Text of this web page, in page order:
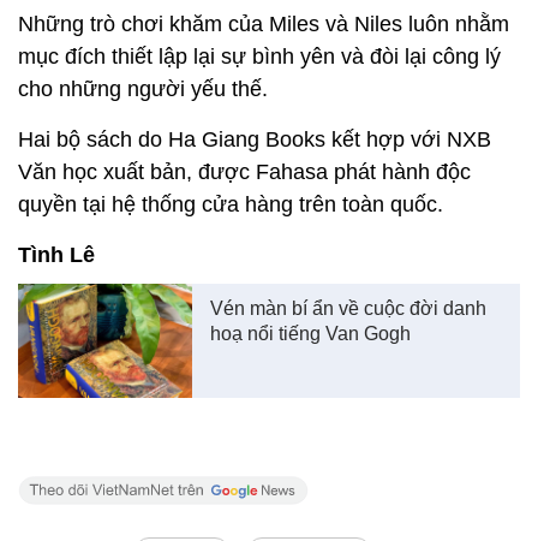
Những trò chơi khăm của Miles và Niles luôn nhằm
mục đích thiết lập lại sự bình yên và đòi lại công lý
cho những người yếu thế.
Hai bộ sách do Ha Giang Books kết hợp với NXB
Văn học xuất bản, được Fahasa phát hành độc
quyền tại hệ thống cửa hàng trên toàn quốc.
Tình Lê
Vén màn bí ẩn về cuộc đời danh
hoạ nổi tiếng Van Gogh